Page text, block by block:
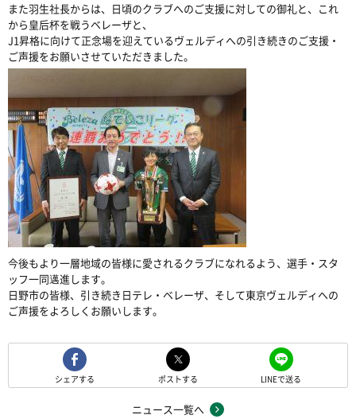
また羽生社長からは、日頃のクラブへのご支援に対しての御礼と、これ
から皇后杯を戦うベレーザと、
J1昇格に向けて正念場を迎えているヴェルディへの引き続きのご支援・
ご声援をお願いさせていただきました。
今後もより一層地域の皆様に愛されるクラブになれるよう、選手・スタ
ッフ一同邁進します。
日野市の皆様、引き続き日テレ・ベレーザ、そして東京ヴェルディへの
ご声援をよろしくお願いします。
シェアする ポストする LINEで送る
ニュース一覧へ